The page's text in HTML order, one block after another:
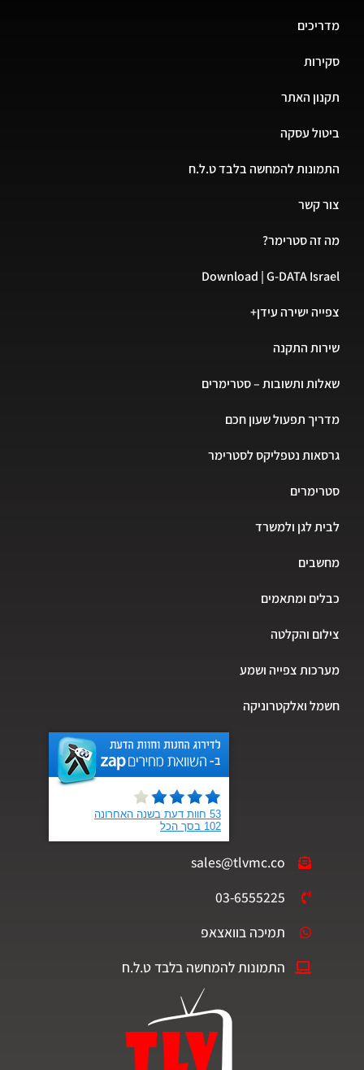
מדריכים
סקירות
תקנון האתר
ביטול עסקה
התמונות להמחשה בלבד ט.ל.ח
צור קשר
מה זה סטרימר?
Download | G-DATA Israel
צפייה ישירה עידן+
שירות התקנה
שאלות ותשובות – סטרימרים
מדריך תפעול שעון חכם
גרסאות נטפליקס לסטרימר
סטרימרים
לבית לגן ולמשרד
מחשבים
כבלים ומתאמים
צילום והקלטה
מערכות צפייה ושמע
חשמל ואלקטרוניקה
sales@tlvmc.co
03-6555225
תמיכה בוואצאפ
התמונות להמחשה בלבד ט.ל.ח